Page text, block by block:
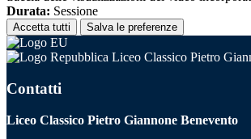
Durata: Sessione
Accetta tutti Salva le preferenze
Liceo Classico Pietro
Contatti
Liceo Classico Pietro Giannone Benevento